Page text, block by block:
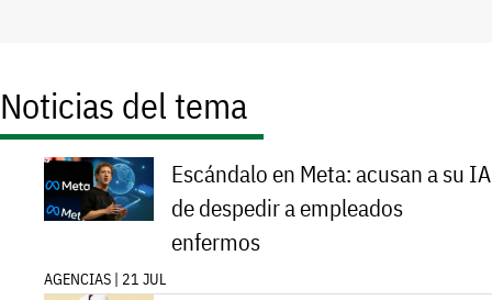
Noticias del tema
Escándalo en Meta: acusan a su IA
de despedir a empleados
enfermos
AGENCIAS | 21 JUL